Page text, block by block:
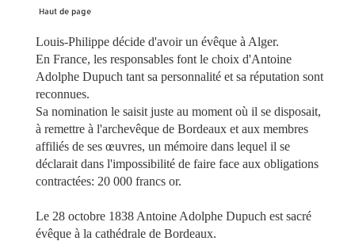
Haut de page
Louis-Philippe décide d'avoir un évêque à Alger.
En France, les responsables font le choix d'Antoine
Adolphe Dupuch tant sa personnalité et sa réputation sont
reconnues.
Sa nomination le saisit juste au moment où il se disposait,
à remettre à l'archevêque de Bordeaux et aux membres
affiliés de ses œuvres, un mémoire dans lequel il se
déclarait dans l'impossibilité de faire face aux obligations
contractées: 20 000 francs or.
Le 28 octobre 1838 Antoine Adolphe Dupuch est sacré
évêque à la cathédrale de Bordeaux.